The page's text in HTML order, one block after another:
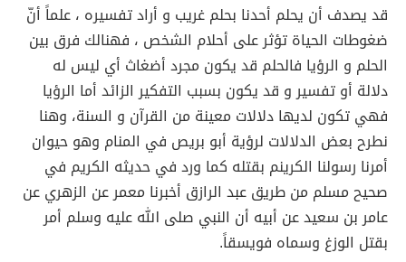
قد يصدف أن يحلم أحدنا بحلم غريب و أراد تفسيره ، علماً أنّ
ضغوطات الحياة تؤثر على أحلام الشخص ، فهنالك فرق بين
الحلم و الرؤيا فالحلم قد يكون مجرد أضغاث أي ليس له
دلالة أو تفسير و قد يكون بسبب التفكير الزائد أما الرؤيا
فهي تكون لديها دلالات معينة من القرآن و السنة، وهنا
نطرح بعض الدلالات لرؤية أبو بريص في المنام وهو حيوان
أمرنا رسولنا الكرينم بقتله كما ورد في حديثه الكريم في
صحيح مسلم من طريق عبد الرازق أخبرنا معمر عن الزهري عن
عامر بن سعيد عن أبيه أن النبي صلى الله عليه وسلم أمر
بقتل الوزغ وسماه فويسقاً.